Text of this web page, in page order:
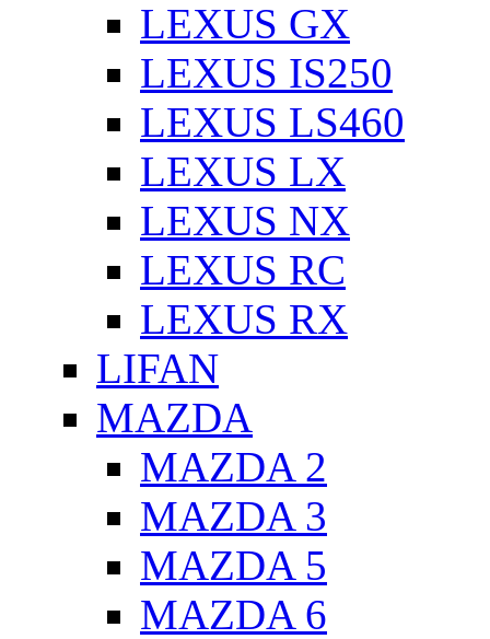
LEXUS GX
LEXUS IS250
LEXUS LS460
LEXUS LX
LEXUS NX
LEXUS RC
LEXUS RX
LIFAN
MAZDA
MAZDA 2
MAZDA 3
MAZDA 5
MAZDA 6